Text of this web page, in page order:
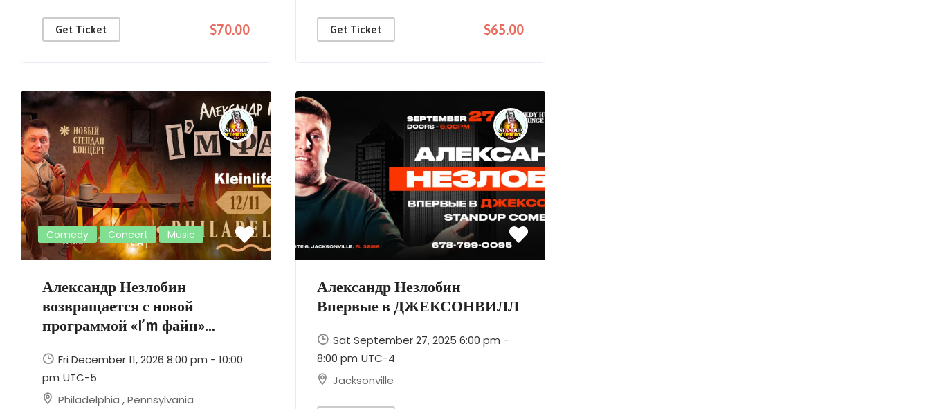
Get Ticket $70.00 Get Ticket $65.00
Comedy Concert Music
Александр Незлобин
возвращается с новой
программой «I’m файн»...
Fri December 11, 2026 8:00 pm - 10:00
pm UTC-5
Philadelphia ,Pennsylvania
Александр Незлобин
Впервые в ДЖЕКСОНВИЛЛ
Sat September 27, 2025 6:00 pm -
8:00 pm UTC-4
Jacksonville